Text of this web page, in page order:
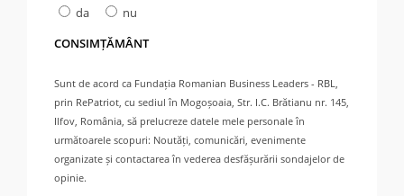
da
nu
CONSIMȚĂMÂNT
Sunt de acord ca Fundația Romanian Business Leaders - RBL,
prin RePatriot, cu sediul în Mogoșoaia, Str. I.C. Brătianu nr. 145,
Ilfov, România, să prelucreze datele mele personale în
următoarele scopuri: Noutăți, comunicări, evenimente
organizate și contactarea în vederea desfășurării sondajelor de
opinie.